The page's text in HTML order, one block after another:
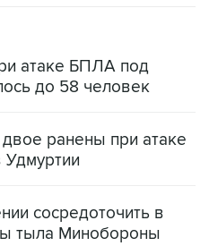
атаке БПЛА под
до 58 человек
ранены при атаке
сосредоточить в
тыла Минобороны